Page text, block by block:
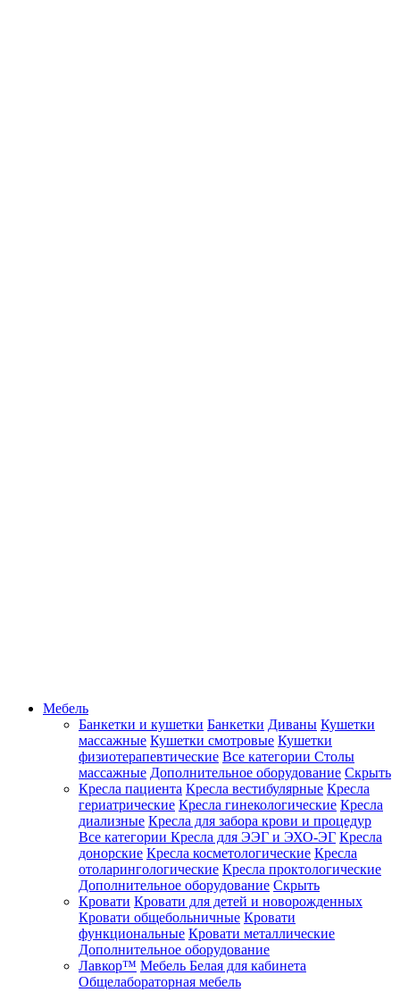
Мебель
Банкетки и кушетки Банкетки Диваны Кушетки
массажные Кушетки смотровые Кушетки
физиотерапевтические Все категории Столы
массажные Дополнительное оборудование Скрыть
Кресла пациента Кресла вестибулярные Кресла
гериатрические Кресла гинекологические Кресла
диализные Кресла для забора крови и процедур
Все категории Кресла для ЭЭГ и ЭХО-ЭГ Кресла
донорские Кресла косметологические Кресла
отоларингологические Кресла проктологические
Дополнительное оборудование Скрыть
Кровати Кровати для детей и новорожденных
Кровати общебольничные Кровати
функциональные Кровати металлические
Дополнительное оборудование
Лавкор™ Мебель Белая для кабинета
Общелабораторная мебель